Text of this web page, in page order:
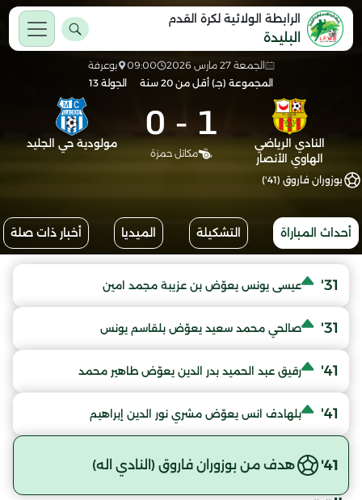
الرابطة الولائية لكرة القدم
البليدة
الجمعة 27 مارس 2026 09:00
بوعرفة
المجموعة (جـ) أقل من 20 سنة
الجولة 13
النادي الرياضي
الهاوي الأنصار
1
-
0
مكاتل حمزة
مولودية حي الجليد
بوزوران فاروق (41')
أحداث المباراة التشكيلة الميديا أخبار ذات صلة
31' عيسى يونس يعوّض بن عزيبة مجمد امين
31' صالحي محمد سعيد يعوّض بلقاسم يونس
41' رقيق عبد الحميد بدر الدين يعوّض طاهير محمد
41' بلهادف انس يعوّض مشري نور الدين إبراهيم
41' هدف من بوزوران فاروق (النادي اله)